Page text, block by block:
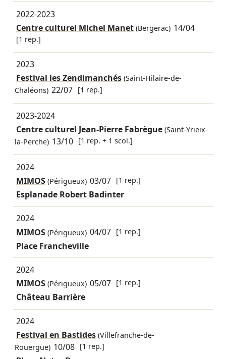
2022-2023
Centre culturel Michel Manet(Bergerac) 14/04
[1 rep.]
2023
Festival les Zendimanchés(Saint-Hilaire-de-
Chaléons) 22/07 [1 rep.]
2023-2024
Centre culturel Jean-Pierre Fabrègue(Saint-Yrieix-
la-Perche) 13/10 [1 rep. + 1 scol.]
2024
MIMOS(Périgueux) 03/07 [1 rep.]
Esplanade Robert Badinter
2024
MIMOS(Périgueux) 04/07 [1 rep.]
Place Francheville
2024
MIMOS(Périgueux) 05/07 [1 rep.]
Château Barrière
2024
Festival en Bastides(Villefranche-de-
Rouergue) 10/08 [1 rep.]